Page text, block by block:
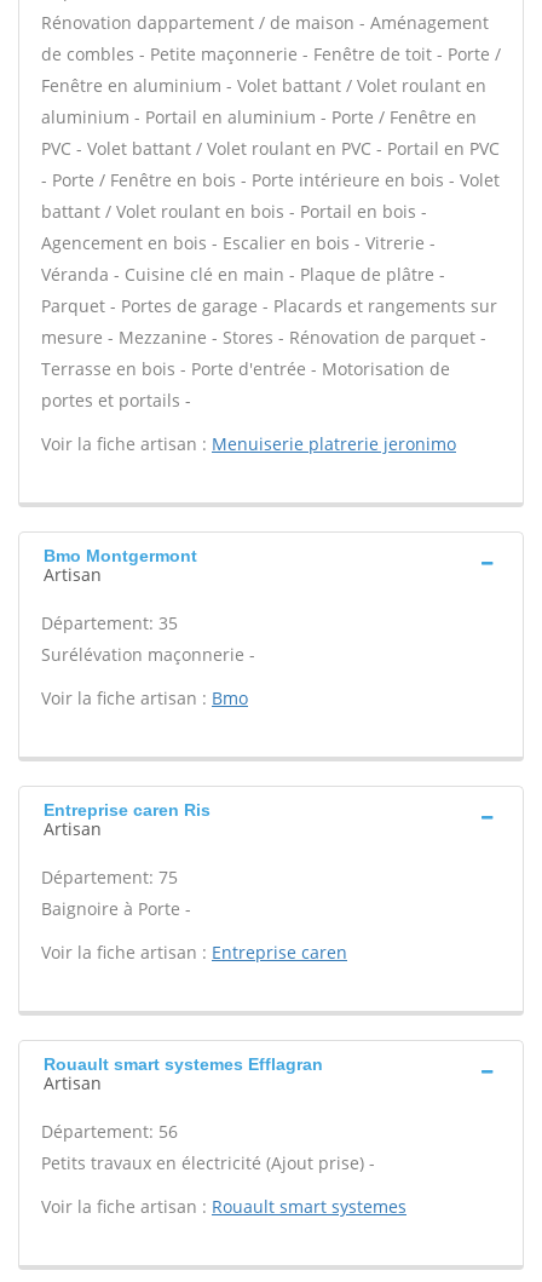
Rénovation dappartement / de maison - Aménagement
de combles - Petite maçonnerie - Fenêtre de toit - Porte /
Fenêtre en aluminium - Volet battant / Volet roulant en
aluminium - Portail en aluminium - Porte / Fenêtre en
PVC - Volet battant / Volet roulant en PVC - Portail en PVC
- Porte / Fenêtre en bois - Porte intérieure en bois - Volet
battant / Volet roulant en bois - Portail en bois -
Agencement en bois - Escalier en bois - Vitrerie -
Véranda - Cuisine clé en main - Plaque de plâtre -
Parquet - Portes de garage - Placards et rangements sur
mesure - Mezzanine - Stores - Rénovation de parquet -
Terrasse en bois - Porte d'entrée - Motorisation de
portes et portails -
Voir la fiche artisan : Menuiserie platrerie jeronimo
Bmo Montgermont
Artisan
Département: 35
Surélévation maçonnerie -
Voir la fiche artisan : Bmo
Entreprise caren Ris
Artisan
Département: 75
Baignoire à Porte -
Voir la fiche artisan : Entreprise caren
Rouault smart systemes Efflagran
Artisan
Département: 56
Petits travaux en électricité (Ajout prise) -
Voir la fiche artisan : Rouault smart systemes